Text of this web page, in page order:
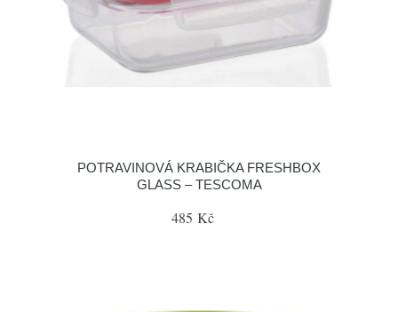
POTRAVINOVÁ KRABIČKA FRESHBOX
GLASS – TESCOMA
485 Kč